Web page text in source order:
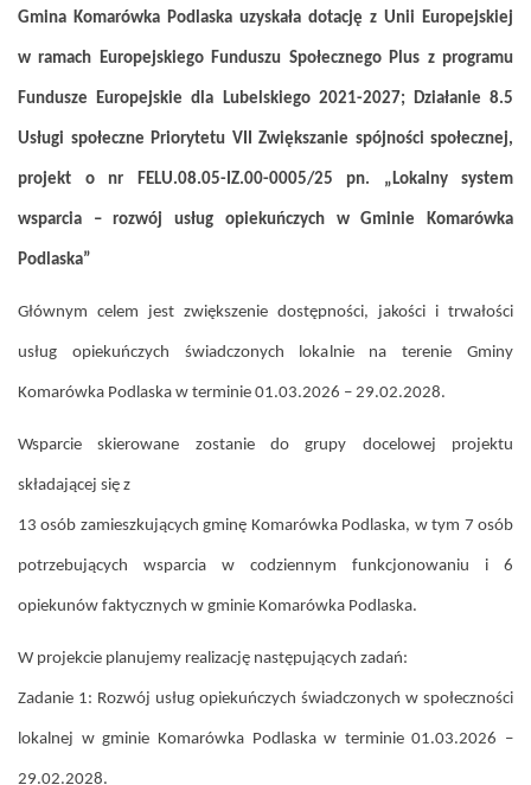
Gmina Komarówka Podlaska uzyskała dotację z Unii Europejskiej
w ramach Europejskiego Funduszu Społecznego Plus z programu
Fundusze Europejskie dla Lubelskiego2021-2027; Działanie 8.5
Usługi społeczne Priorytetu VII Zwiększanie spójności społecznej,
projekt o nr FELU.08.05-IZ.00-0005/25 pn. „Lokalny system
wsparcia – rozwój usług opiekuńczych w Gminie Komarówka
Podlaska”
Głównym celem jest zwiększenie dostępności, jakości i trwałości
usług opiekuńczych świadczonych lokalnie na terenie Gminy
Komarówka Podlaska w terminie 01.03.2026 – 29.02.2028.
Wsparcie skierowane zostanie do grupy docelowej projektu
składającej się z
13 osób zamieszkujących gminę Komarówka Podlaska, w tym 7 osób
potrzebujących wsparcia w codziennym funkcjonowaniu i 6
opiekunów faktycznych w gminie Komarówka Podlaska.
W projekcie planujemy realizację następujących zadań:
Zadanie 1: Rozwój usług opiekuńczych świadczonych w społeczności
lokalnej w gminie Komarówka Podlaska w terminie 01.03.2026 –
29.02.2028.